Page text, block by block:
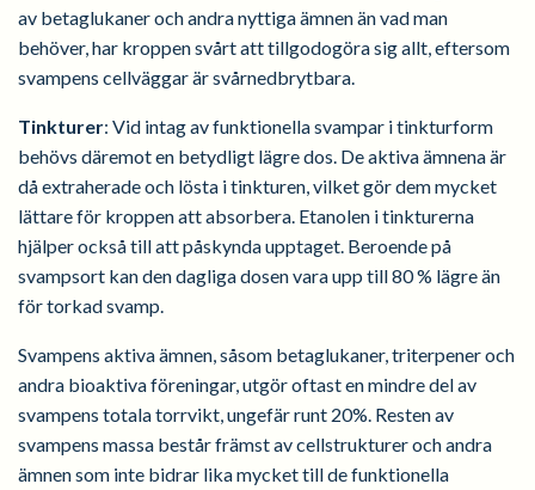
av betaglukaner och andra nyttiga ämnen än vad man
behöver, har kroppen svårt att tillgodogöra sig allt, eftersom
svampens cellväggar är svårnedbrytbara.
Tinkturer: Vid intag av funktionella svampar i tinkturform
behövs däremot en betydligt lägre dos. De aktiva ämnena är
då extraherade och lösta i tinkturen, vilket gör dem mycket
lättare för kroppen att absorbera. Etanolen i tinkturerna
hjälper också till att påskynda upptaget. Beroende på
svampsort kan den dagliga dosen vara upp till 80 % lägre än
för torkad svamp.
Svampens aktiva ämnen, såsom betaglukaner, triterpener och
andra bioaktiva föreningar, utgör oftast en mindre del av
svampens totala torrvikt, ungefär runt 20%. Resten av
svampens massa består främst av cellstrukturer och andra
ämnen som inte bidrar lika mycket till de funktionella